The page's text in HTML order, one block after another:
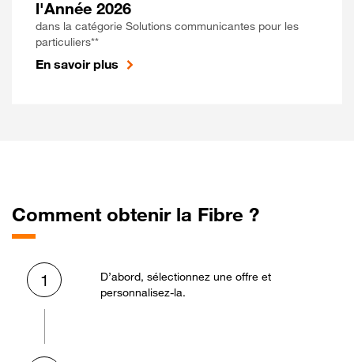
l'Année 2026
dans la catégorie Solutions communicantes pour les
particuliers**
En savoir plus
Comment obtenir la Fibre ?
1
D’abord, sélectionnez une offre et
personnalisez-la.